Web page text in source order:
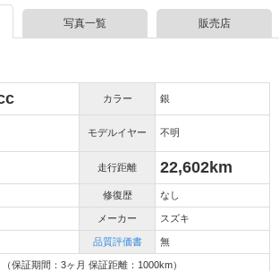
写真一覧 販売店
カラー 銀
モデルイヤー 不明
走行距離 22,602km
修復歴 なし
メーカー スズキ
品質評価書 無
保証期間：3ヶ月 保証距離：1000km）